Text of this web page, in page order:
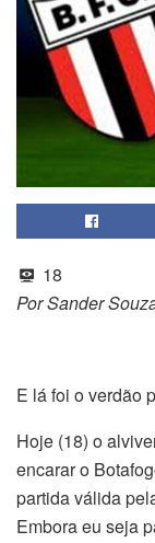
18
Por Sander
E lá foi o verdão
Hoje (18) o
encarar o
partida válida
Embora eu seja